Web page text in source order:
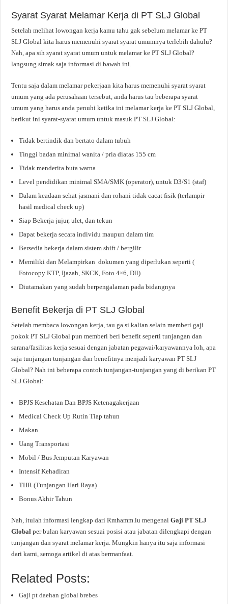
Syarat Syarat Melamar Kerja di PT SLJ Global
Setelah melihat lowongan kerja kamu tahu gak sebelum melamar ke PT
SLJ Global kita harus memenuhi syarat syarat umumnya terlebih dahulu?
Nah, apa sih syarat syarat umum untuk melamar ke PT SLJ Global?
langsung simak saja informasi di bawah ini.
Tentu saja dalam melamar pekerjaan kita harus memenuhi syarat syarat
umum yang ada perusahaan tersebut, anda harus tau beberapa syarat
umum yang harus anda penuhi ketika ini melamar kerja ke PT SLJ Global,
berikut ini syarat-syarat umum untuk masuk PT SLJ Global:
Tidak bertindik dan bertato dalam tubuh
Tinggi badan minimal wanita / pria diatas 155 cm
Tidak menderita buta warna
Level pendidikan minimal SMA/SMK (operator), untuk D3/S1 (staf)
Dalam keadaan sehat jasmani dan rohani tidak cacat fisik (terlampir
hasil medical check up)
Siap Bekerja jujur, ulet, dan tekun
Dapat bekerja secara individu maupun dalam tim
Bersedia bekerja dalam sistem shift / bergilir
Memiliki dan Melampirkan dokumen yang diperlukan seperti (
Fotocopy KTP, Ijazah, SKCK, Foto 4×6, Dll)
Diutamakan yang sudah berpengalaman pada bidangnya
Benefit Bekerja di PT SLJ Global
Setelah membaca lowongan kerja, tau ga si kalian selain memberi gaji
pokok PT SLJ Global pun memberi beri benefit seperti tunjangan dan
sarana/fasilitas kerja sesuai dengan jabatan pegawai/karyawannya loh, apa
saja tunjangan tunjangan dan benefitnya menjadi karyawan PT SLJ
Global? Nah ini beberapa contoh tunjangan-tunjangan yang di berikan PT
SLJ Global:
BPJS Kesehatan Dan BPJS Ketenagakerjaan
Medical Check Up Rutin Tiap tahun
Makan
Uang Transportasi
Mobil / Bus Jemputan Karyawan
Intensif Kehadiran
THR (Tunjangan Hari Raya)
Bonus Akhir Tahun
Nah, itulah informasi lengkap dari Rmhamm.lu mengenaiGaji PT SLJ
Globalper bulan karyawan sesuai posisi atau jabatan dilengkapi dengan
tunjangan dan syarat melamar kerja. Mungkin hanya itu saja informasi
dari kami, semoga artikel di atas bermanfaat.
Related Posts:
Gaji pt daehan global brebes